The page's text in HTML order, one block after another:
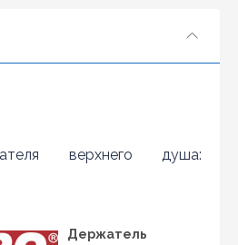
верхнего душа:
Держатель